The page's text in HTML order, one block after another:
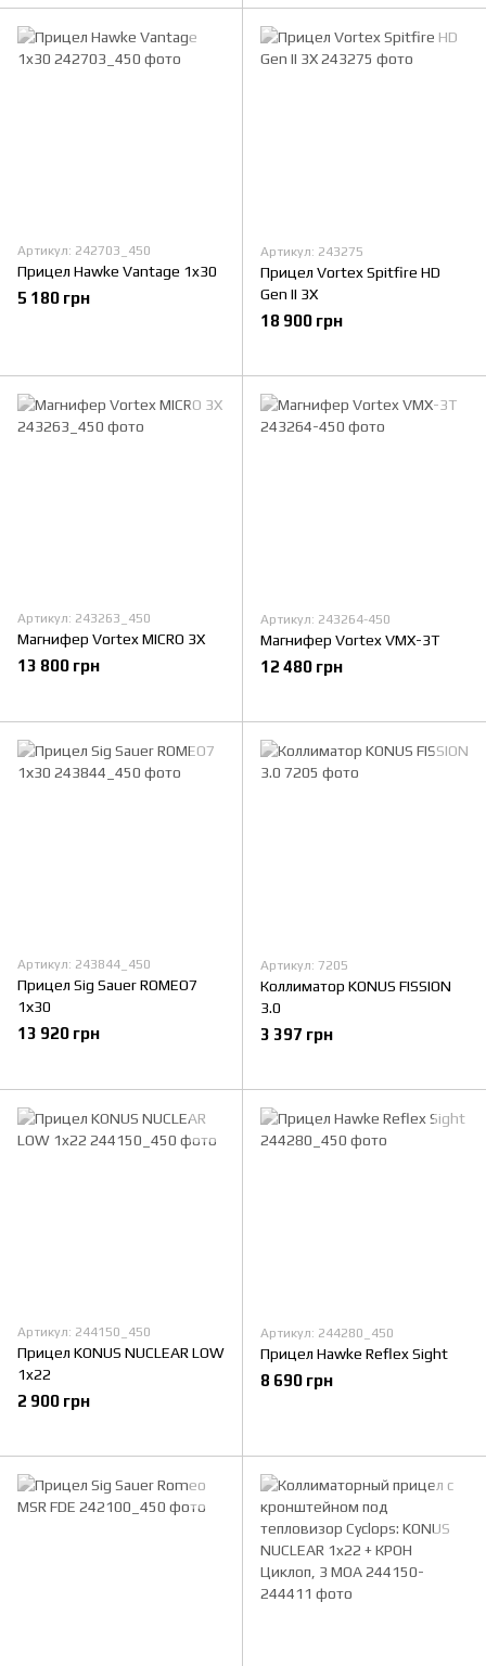
Артикул: 242703_450
Прицел Hawke Vantage 1x30
5 180 грн
Артикул: 243275
Прицел Vortex Spitfire HD
Gen II 3X
18 900 грн
Артикул: 243263_450
Магнифер Vortex MICRO 3X
13 800 грн
Артикул: 243264-450
Магнифер Vortex VMX-3T
12 480 грн
Артикул: 243844_450
Прицел Sig Sauer ROMEO7
1х30
13 920 грн
Артикул: 7205
Коллиматор KONUS FISSION
3.0
3 397 грн
Артикул: 244150_450
Прицел KONUS NUCLEAR LOW
1x22
2 900 грн
Артикул: 244280_450
Прицел Hawke Reflex Sight
8 690 грн